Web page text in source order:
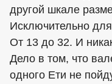
другой шкале
Исключительно
От 13 до 32. И
Дело в том, что
одного Ети не